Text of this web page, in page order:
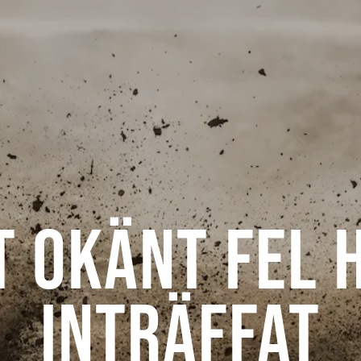
okänt fel
inträffat